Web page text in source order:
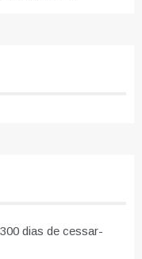
dias de cessar-